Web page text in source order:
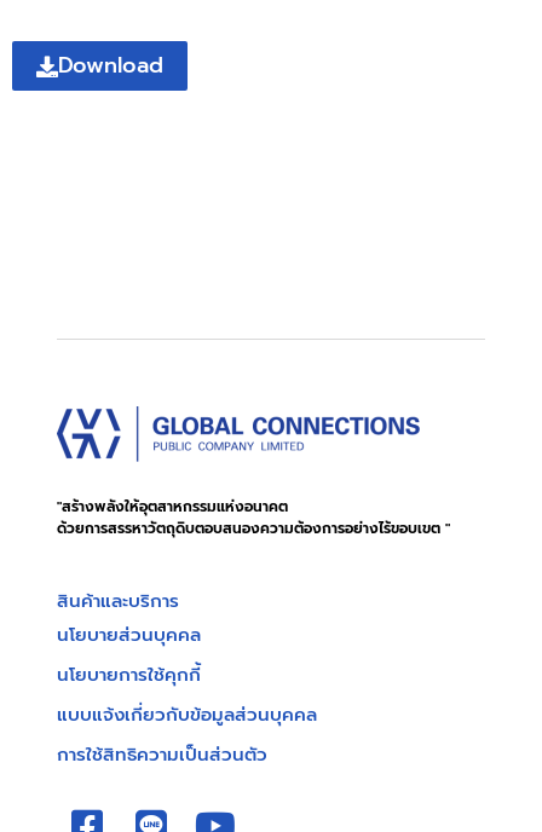
Download
"สร้างพลังให้อุตสาหกรรมแห่งอนาคต
ด้วยการสรรหาวัตถุดิบตอบสนองความต้องการอย่างไร้ขอบเขต "
สินค้าและบริการ
นโยบายส่วนบุคคล
นโยบายการใช้คุกกี้
แบบแจ้งเกี่ยวกับข้อมูลส่วนบุคคล
การใช้สิทธิความเป็นส่วนตัว